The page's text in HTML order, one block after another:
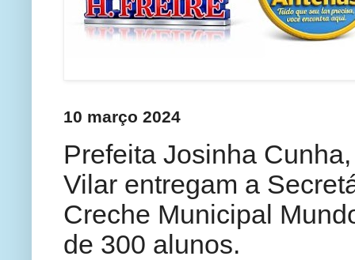
10 março 2024
Prefeita Josinha
Vilar entregam a
Creche Municipal
de 300 alunos.